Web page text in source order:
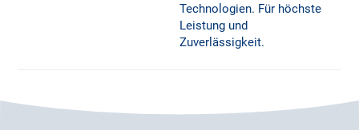
Technologien. Für höchste
Leistung und
Zuverlässigkeit.